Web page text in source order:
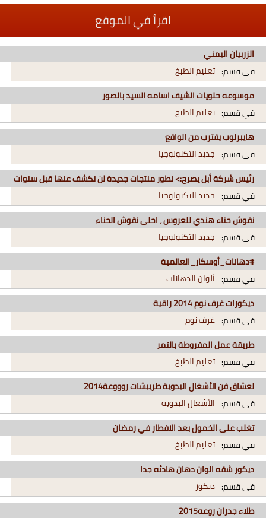
اقرأ في الموقع
الزربيان اليمني
في قسم: تعليم الطبخ
موسوعه حلويات الشيف اسامه السيد بالصور
في قسم: تعليم الطبخ
هايبرلوب يقترب من الواقع
في قسم: جديد التكنولوجيا
رئيس شركة أبل يصرح:> نطور منتجات جديدة لن نكشف عنها قبل سنوات
في قسم: جديد التكنولوجيا
نقوش حناء هندي للعروس ، احلى نقوش الحناء
في قسم: جديد التكنولوجيا
#دهانات_أوسكار_العالمية
في قسم: ألوان الدهانات
ديكورات غرف نوم 2014 راقية
في قسم: غرف نوم
طريقة عمل المقروطة بالتمر
في قسم: تعليم الطبخ
لعشاق فن الأشغال اليدوية طريبشات روووعة2014
في قسم: الأشغال اليدوية
تغلب على الخمول بعد الافطار في رمضان
في قسم: تعليم الطبخ
ديكور شقه الوان دهان هادئه جدا
في قسم: ديكور
طلاء جدران روعه2015